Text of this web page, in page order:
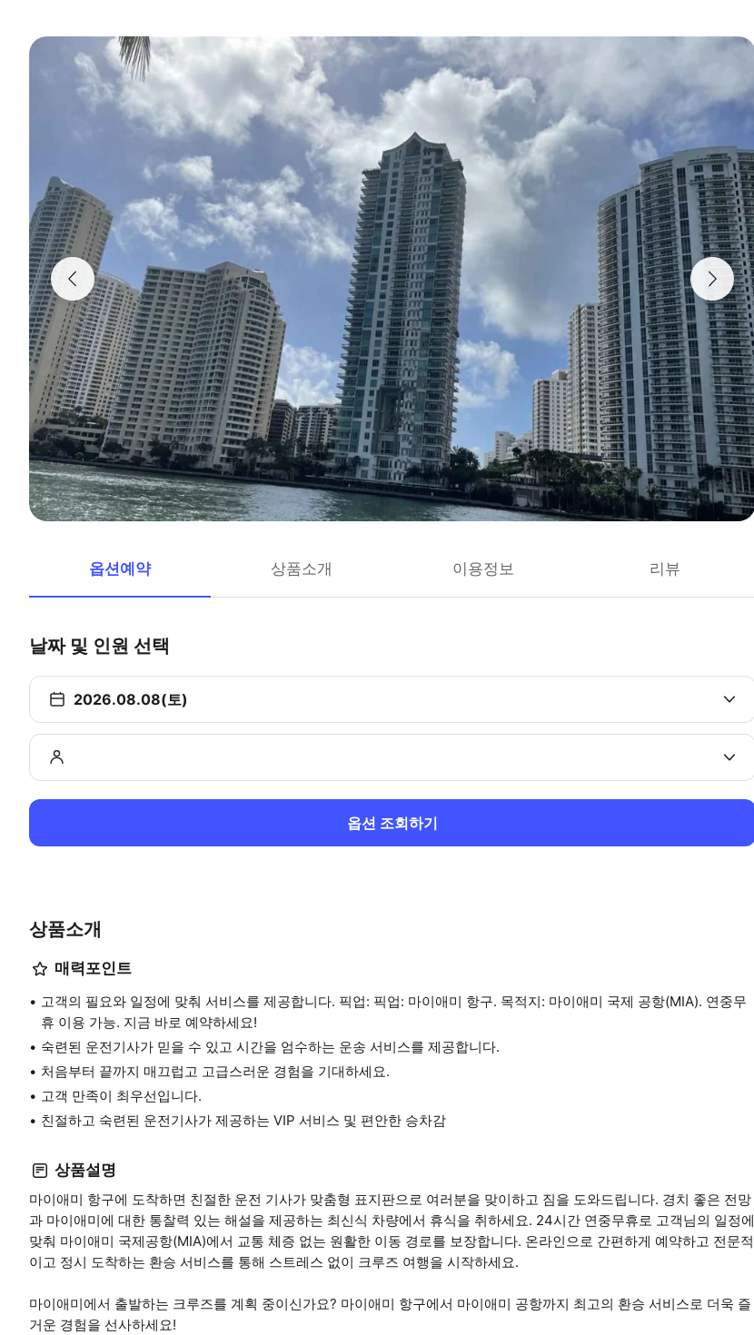
옵션예약 상품소개 이용정보 리뷰
날짜 및 인원 선택
2026.08.08(토)
옵션 조회하기
상품소개
매력포인트
고객의 필요와 일정에 맞춰 서비스를 제공합니다. 픽업: 픽업: 마이애미 항구. 목적지: 마이애미 국제 공항(MIA). 연중무
휴 이용 가능. 지금 바로 예약하세요!
숙련된 운전기사가 믿을 수 있고 시간을 엄수하는 운송 서비스를 제공합니다.
처음부터 끝까지 매끄럽고 고급스러운 경험을 기대하세요.
고객 만족이 최우선입니다.
친절하고 숙련된 운전기사가 제공하는 VIP 서비스 및 편안한 승차감
상품설명
마이애미 항구에 도착하면 친절한 운전 기사가 맞춤형 표지판으로 여러분을 맞이하고 짐을 도와드립니다. 경치 좋은 전망
과 마이애미에 대한 통찰력 있는 해설을 제공하는 최신식 차량에서 휴식을 취하세요. 24시간 연중무휴로 고객님의 일정에
맞춰 마이애미 국제공항(MIA)에서 교통 체증 없는 원활한 이동 경로를 보장합니다. 온라인으로 간편하게 예약하고 전문적
이고 정시 도착하는 환승 서비스를 통해 스트레스 없이 크루즈 여행을 시작하세요.
마이애미에서 출발하는 크루즈를 계획 중이신가요? 마이애미 항구에서 마이애미 공항까지 최고의 환승 서비스로 더욱 즐
거운 경험을 선사하세요!